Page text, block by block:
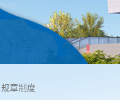
规章制度